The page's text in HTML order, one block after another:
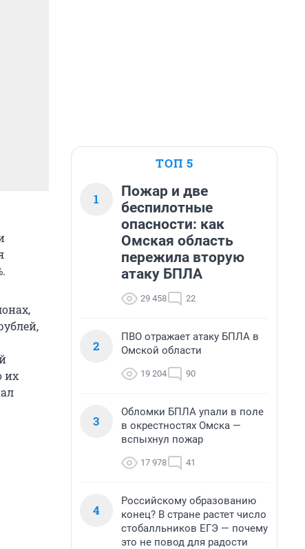
их
ТОП 5
1
Пожар и две
беспилотные
опасности: как
Омская область
пережила вторую
атаку БПЛА
29 458 22
2
ПВО отражает атаку БПЛА в
Омской области
19 204 90
3
Обломки БПЛА упали в поле
в окрестностях Омска —
вспыхнул пожар
17 978 41
4
Российскому образованию
конец? В стране растет число
стобалльников ЕГЭ — почему
это не повод для радости